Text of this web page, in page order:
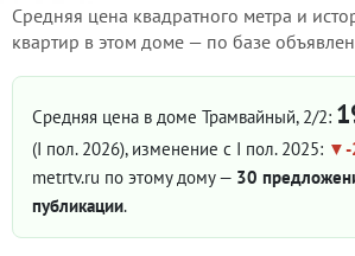
Средняя цена квадратного метра и
квартир в этом доме — по базе
Средняя цена в доме Трамвайный, 2/2:
(I пол. 2026), изменение с I пол. 2025: -
metrtv.ru по этому дому — 30
публикации.